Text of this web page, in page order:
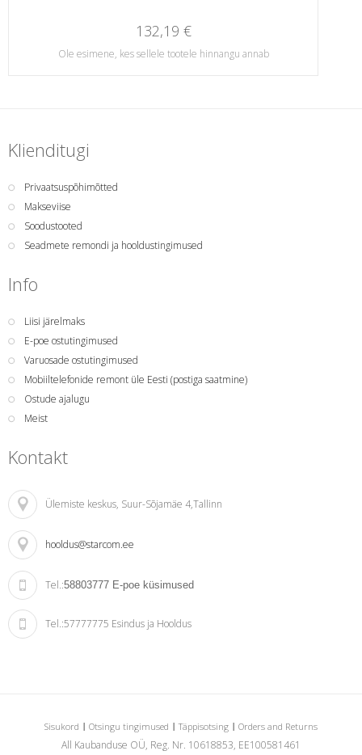
132,19 €
Ole esimene, kes sellele tootele hinnangu annab
Klienditugi
Privaatsuspõhimõtted
Makseviise
Soodustooted
Seadmete remondi ja hooldustingimused
Info
Liisi järelmaks
E-poe ostutingimused
Varuosade ostutingimused
Mobiiltelefonide remont üle Eesti (postiga saatmine)
Ostude ajalugu
Meist
Kontakt
Ülemiste keskus, Suur-Sõjamäe 4,Tallinn
hooldus@starcom.ee
Tel.:58803777 E-poe küsimused
Tel.:57777775 Esindus ja Hooldus
Sisukord Otsingu tingimused Täppisotsing Orders and Returns
All Kaubanduse OÜ, Reg. Nr. 10618853, EE100581461